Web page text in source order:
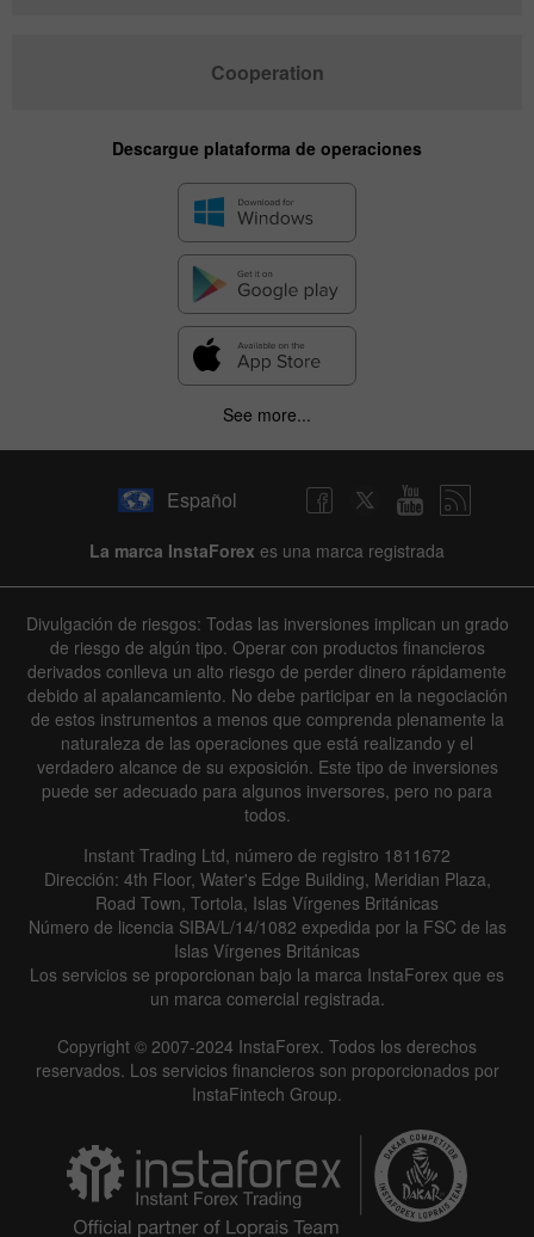
Cooperation
Descargue plataforma de operaciones
See more...
Español
La marca InstaForex es una marca registrada
Divulgación de riesgos: Todas las inversiones implican un grado
de riesgo de algún tipo. Operar con productos financieros
derivados conlleva un alto riesgo de perder dinero rápidamente
debido al apalancamiento. No debe participar en la negociación
de estos instrumentos a menos que comprenda plenamente la
naturaleza de las operaciones que está realizando y el
verdadero alcance de su exposición. Este tipo de inversiones
puede ser adecuado para algunos inversores, pero no para
todos.
Instant Trading Ltd, número de registro 1811672
Dirección: 4th Floor, Water's Edge Building, Meridian Plaza,
Road Town, Tortola, Islas Vírgenes Británicas
Número de licencia SIBA/L/14/1082 expedida por la FSC de las
Islas Vírgenes Británicas
Los servicios se proporcionan bajo la marca InstaForex que es
un marca comercial registrada.
Copyright © 2007-2024 InstaForex. Todos los derechos
reservados. Los servicios financieros son proporcionados por
InstaFintech Group.